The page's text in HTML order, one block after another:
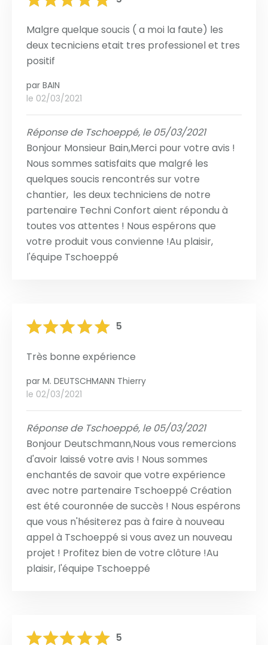
Malgre quelque soucis ( a moi la faute) les
deux tecniciens etait tres professionel et tres
positif
par BAIN
le 02/03/2021
Réponse de Tschoeppé, le 05/03/2021
Bonjour Monsieur Bain,Merci pour votre avis !
Nous sommes satisfaits que malgré les
quelques soucis rencontrés sur votre
chantier, les deux techniciens de notre
partenaire Techni Confort aient répondu à
toutes vos attentes ! Nous espérons que
votre produit vous convienne !Au plaisir,
l'équipe Tschoeppé
5
Très bonne expérience
par M. DEUTSCHMANN Thierry
le 02/03/2021
Réponse de Tschoeppé, le 05/03/2021
Bonjour Deutschmann,Nous vous remercions
d'avoir laissé votre avis ! Nous sommes
enchantés de savoir que votre expérience
avec notre partenaire Tschoeppé Création
est été couronnée de succès ! Nous espérons
que vous n'hésiterez pas à faire à nouveau
appel à Tschoeppé si vous avez un nouveau
projet ! Profitez bien de votre clôture !Au
plaisir, l'équipe Tschoeppé
5